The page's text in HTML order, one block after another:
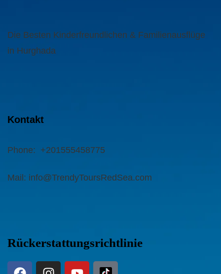
Die Besten Kinderfreundlichen & Familienausflüge
in Hurghada
Kontakt
Phone: +201555458775
Mail: info@TrendyToursRedSea.com
Rückerstattungsrichtlinie